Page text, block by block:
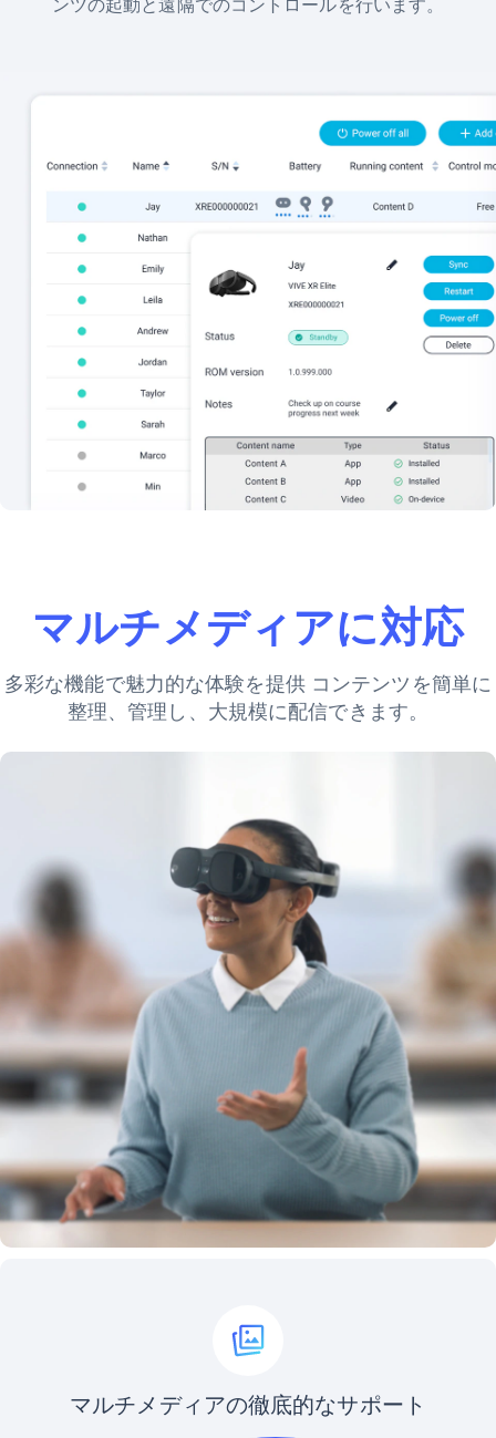
マルチメディアに対応
多彩な機能で魅力的な体験を提供 コンテンツを簡単に
整理、管理し、大規模に配信できます。
マルチメディアの徹底的なサポート